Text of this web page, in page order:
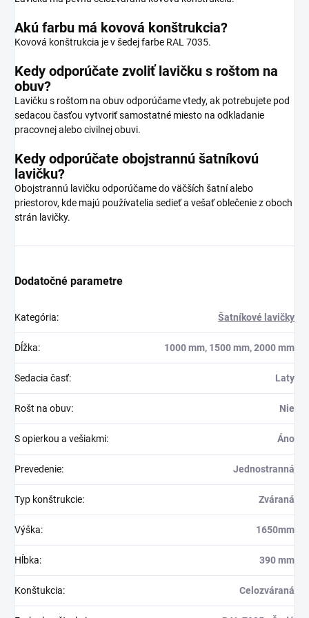
Akú farbu má kovová konštrukcia?
Kovová konštrukcia je v šedej farbe RAL 7035.
Kedy odporúčate zvoliť lavičku s roštom na
obuv?
Lavičku s roštom na obuv odporúčame vtedy, ak potrebujete pod
sedacou časťou vytvoriť samostatné miesto na odkladanie
pracovnej alebo civilnej obuvi.
Kedy odporúčate obojstrannú šatníkovú
lavičku?
Obojstrannú lavičku odporúčame do väčších šatní alebo
priestorov, kde majú používatelia sedieť a vešať oblečenie z oboch
strán lavičky.
Dodatočné parametre
Kategória: Šatníkové lavičky
Dĺžka: 1000 mm, 1500 mm, 2000 mm
Sedacia časť: Laty
Rošt na obuv: Nie
S opierkou a vešiakmi: Áno
Prevedenie: Jednostranná
Typ konštrukcie: Zváraná
Výška: 1650mm
Hĺbka: 390 mm
Konštukcia: Celozváraná